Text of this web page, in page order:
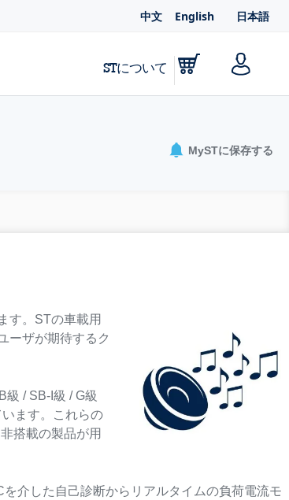
中文 English 日本語
STについて
MySTに保存する
す。STの車載用
ーザが期待するク
/ SB-I級 / G級
ます。これらの
搭載の製品が用
介した自己診断からリアルタイムの負荷電流モ